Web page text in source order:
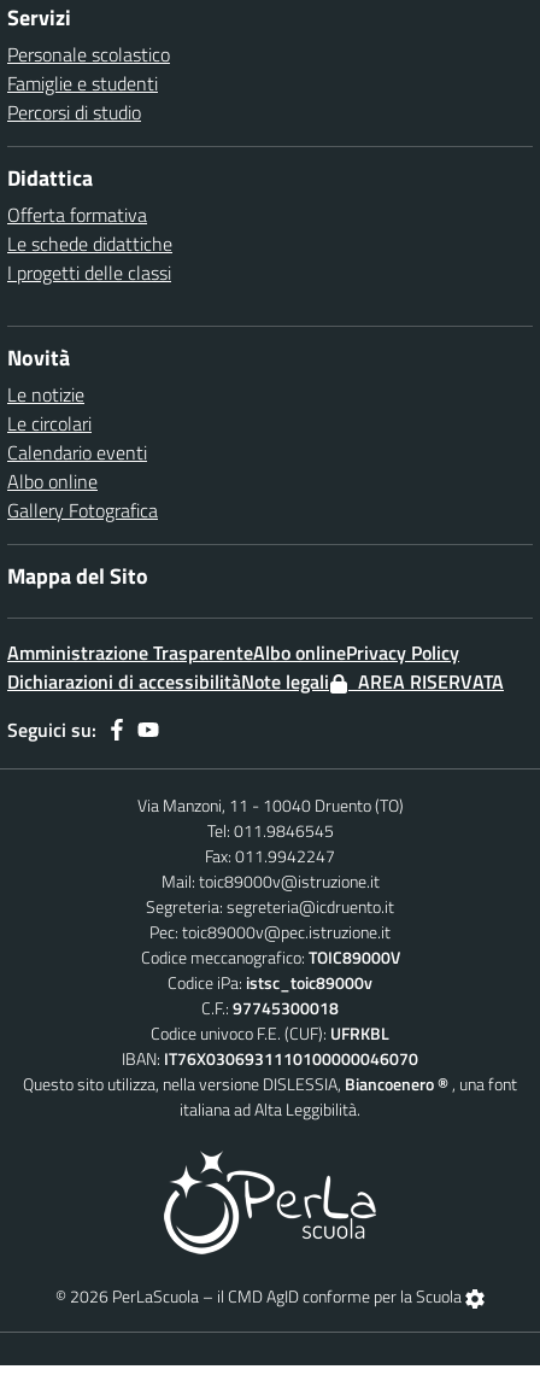
Servizi
Personale scolastico
Famiglie e studenti
Percorsi di studio
Didattica
Offerta formativa
Le schede didattiche
I progetti delle classi
Novità
Le notizie
Le circolari
Calendario eventi
Albo online
Gallery Fotografica
Mappa del Sito
Amministrazione TrasparenteAlbo onlinePrivacy Policy
Dichiarazioni di accessibilitàNote legali
AREA RISERVATA
Seguici su:
Via Manzoni, 11 - 10040 Druento (TO)
Tel: 011.9846545
Fax: 011.9942247
Mail:toic89000v@istruzione.it
Segreteria:segreteria@icdruento.it
Pec:toic89000v@pec.istruzione.it
Codice meccanografico:TOIC89000V
Codice iPa: istsc_toic89000v
C.F.:97745300018
Codice univoco F.E. (CUF): UFRKBL
IBAN: IT76X0306931110100000046070
Questo sito utilizza, nella versione DISLESSIA, Biancoenero ®, una font
italiana ad Alta Leggibilità.
© 2026 PerLaScuola – il CMD AgID conforme per la Scuola